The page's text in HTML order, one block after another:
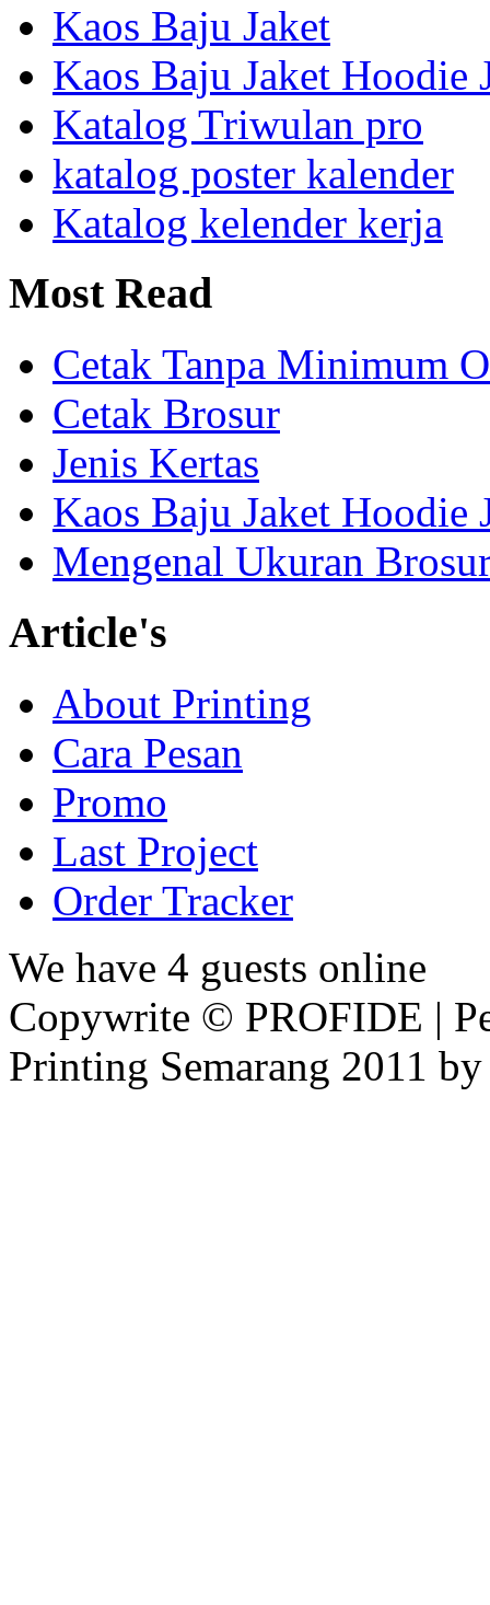
Kaos Baju Jaket
Kaos Baju Jaket Hoodie
Katalog Triwulan pro
katalog poster kalender
Katalog kelender kerja
MostRead
Cetak Tanpa Minimum
Cetak Brosur
Jenis Kertas
Kaos Baju Jaket Hoodie
Mengenal Ukuran
Article's
About Printing
Cara Pesan
Promo
Last Project
Order Tracker
We have 4 guests online
Copywrite © PROFIDE |
Printing Semarang 2011